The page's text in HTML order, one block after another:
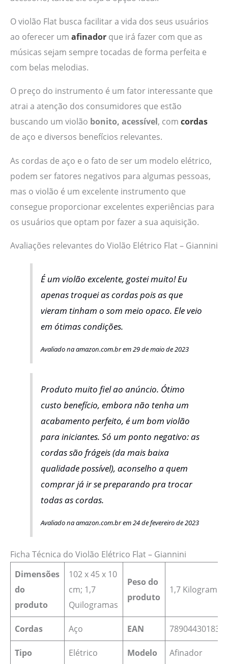
O violão Flat busca facilitar a vida dos seus usuários
ao oferecer um afinador que irá fazer com que as
músicas sejam sempre tocadas de forma perfeita e
com belas melodias.
O preço do instrumento é um fator interessante que
atrai a atenção dos consumidores que estão
buscando um violão bonito, acessível, com cordas
de aço e diversos benefícios relevantes.
As cordas de aço e o fato de ser um modelo elétrico,
podem ser fatores negativos para algumas pessoas,
mas o violão é um excelente instrumento que
consegue proporcionar excelentes experiências para
os usuários que optam por fazer a sua aquisição.
Avaliações relevantes do Violão Elétrico Flat – Giannini
É um violão excelente, gostei muito! Eu
apenas troquei as cordas pois as que
vieram tinham o som meio opaco. Ele veio
em ótimas condições.
Avaliado na amazon.com.br em 29 de maio de 2023
Produto muito fiel ao anúncio. Ótimo
custo benefício, embora não tenha um
acabamento perfeito, é um bom violão
para iniciantes. Só um ponto negativo: as
cordas são frágeis (da mais baixa
qualidade possível), aconselho a quem
comprar já ir se preparando pra trocar
todas as cordas.
Avaliado na amazon.com.br em 24 de fevereiro de 2023
Ficha Técnica do Violão Elétrico Flat – Giannini
Dimensões
do
produto
102 x 45 x 10
cm; 1,7
Quilogramas
Peso do
produto
1,7 Kilograms
Cordas Aço EAN
Tipo Elétrico Modelo Afinador